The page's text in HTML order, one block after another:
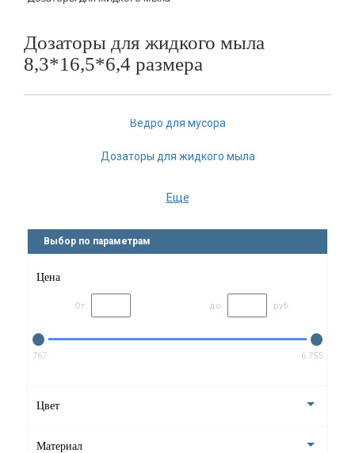
Дозаторы для жидкого мыла
8,3*16,5*6,4 размера
Ведро для мусора
Дозаторы для жидкого мыла
Мыльницы
Еще
Выбор по параметрам
Цена
От до руб.
767 6 755
Цвет
Материал